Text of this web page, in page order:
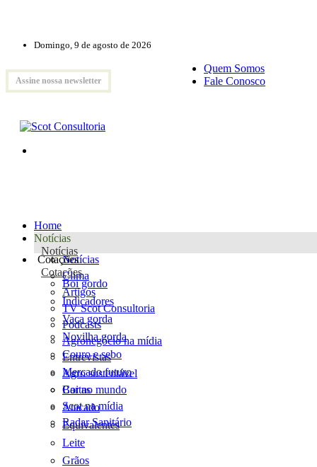
Domingo, 9 de agosto de 2026
Assine nossa newsletter
Quem Somos
Fale Conosco
Home
Notícias
Notícias
Notícias
Clima
Artigos
TV Scot Consultoria
Podcasts
Agronegócio na mídia
Entrevistas
Agro sustentável
Cartas
Scot na mídia
Radar Sanitário
Cotações
Cotações
Boi gordo
Indicadores
Vaca gorda
Novilha gorda
Couro e sebo
Mercado futuro
Boi no mundo
Atacado
Equivalentes
Leite
Grãos